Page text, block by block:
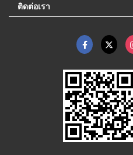
ติดต่อเรา